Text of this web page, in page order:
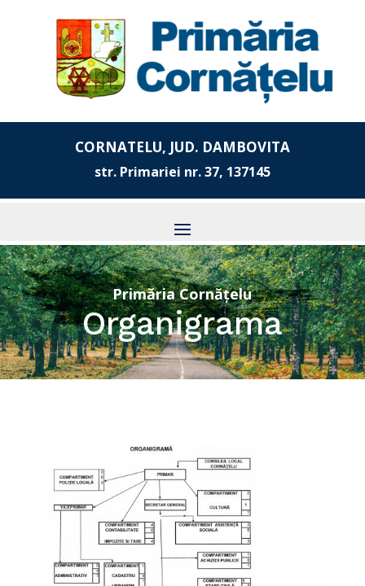
CORNATELU, JUD. DAMBOVITA
str. Primariei nr. 37, 137145
Primăria Cornățelu
Organigrama